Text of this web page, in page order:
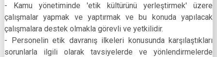
- Kamu yönetiminde 'etik kültürünü yerleştirmek' üzere
çalışmalar yapmak ve yaptırmak ve bu konuda yapılacak
çalışmalara destek olmakla görevli ve yetkilidir.
- Personelin etik davranış ilkeleri konusunda karşılaştıkları
sorunlarla ilgili olarak tavsiyelerde ve yönlendirmelerde